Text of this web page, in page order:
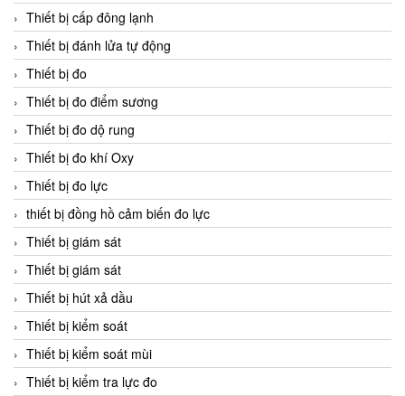
Thiết bị cấp đông lạnh
Thiết bị đánh lửa tự động
Thiết bị đo
Thiết bị đo điểm sương
Thiết bị đo dộ rung
Thiết bị đo khí Oxy
Thiết bị đo lực
thiết bị đồng hồ cảm biến đo lực
Thiết bị giám sát
Thiết bị giám sát
Thiết bị hút xả dầu
Thiết bị kiểm soát
Thiết bị kiểm soát mùi
Thiết bị kiểm tra lực đo